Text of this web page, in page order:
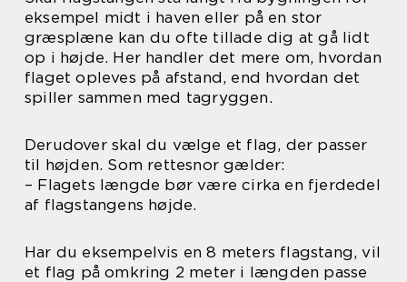
eksempel midt i haven eller på en stor
græsplæne kan du ofte tillade dig at gå lidt
op i højde. Her handler det mere om, hvordan
flaget opleves på afstand, end hvordan det
spiller sammen med tagryggen.
Derudover skal du vælge et flag, der passer
til højden. Som rettesnor gælder:
– Flagets længde bør være cirka en fjerdedel
af flagstangens højde.
Har du eksempelvis en 8 meters flagstang, vil
et flag på omkring 2 meter i længden passe